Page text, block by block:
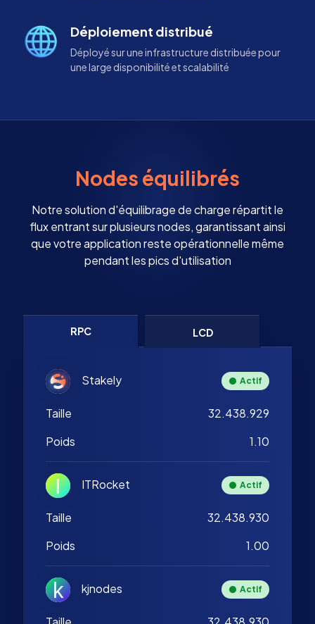
Déploiement distribué
Déployé sur une infrastructure distribuée pour
une large disponibilité et scalabilité
Nodes équilibrés
Notre solution d'équilibrage de charge répartit le
flux entrant sur plusieurs nodes, garantissant ainsi
que votre application reste opérationnelle même
pendant les pics d'utilisation
RPC LCD
Stakely Actif
Taille
32.438.929
Poids
1.10
ITRocket Actif
Taille
32.438.930
Poids
1.00
kjnodes Actif